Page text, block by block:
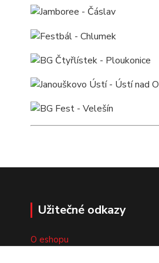
Užitečné odkazy
O eshopu